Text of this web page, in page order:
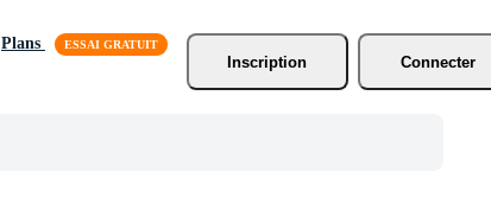
Plans
Inscription
Connecter